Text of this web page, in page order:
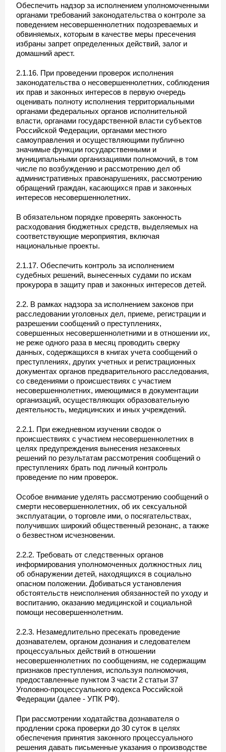
Обеспечить надзор за исполнением уполномоченными
органами требований законодательства о контроле за
поведением несовершеннолетних подозреваемых и
обвиняемых, которым в качестве меры пресечения
избраны запрет определенных действий, залог и
домашний арест.
2.1.16. При проведении проверок исполнения
законодательства о несовершеннолетних, соблюдения
их прав и законных интересов в первую очередь
оценивать полноту исполнения территориальными
органами федеральных органов исполнительной
власти, органами государственной власти субъектов
Российской Федерации, органами местного
самоуправления и осуществляющими публично
значимые функции государственными и
муниципальными организациями полномочий, в том
числе по возбуждению и рассмотрению дел об
административных правонарушениях, рассмотрению
обращений граждан, касающихся прав и законных
интересов несовершеннолетних.
В обязательном порядке проверять законность
расходования бюджетных средств, выделяемых на
соответствующие мероприятия, включая
национальные проекты.
2.1.17. Обеспечить контроль за исполнением
судебных решений, вынесенных судами по искам
прокурора в защиту прав и законных интересов детей.
2.2. В рамках надзора за исполнением законов при
расследовании уголовных дел, приеме, регистрации и
разрешении сообщений о преступлениях,
совершенных несовершеннолетними и в отношении их,
не реже одного раза в месяц проводить сверку
данных, содержащихся в книгах учета сообщений о
преступлениях, других учетных и регистрационных
документах органов предварительного расследования,
со сведениями о происшествиях с участием
несовершеннолетних, имеющимися в документации
организаций, осуществляющих образовательную
деятельность, медицинских и иных учреждений.
2.2.1. При ежедневном изучении сводок о
происшествиях с участием несовершеннолетних в
целях предупреждения вынесения незаконных
решений по результатам рассмотрения сообщений о
преступлениях брать под личный контроль
проведение по ним проверок.
Особое внимание уделять рассмотрению сообщений о
смерти несовершеннолетних, об их сексуальной
эксплуатации, о торговле ими, о посягательствах,
получивших широкий общественный резонанс, а также
о безвестном исчезновении.
2.2.2. Требовать от следственных органов
информирования уполномоченных должностных лиц
об обнаружении детей, находящихся в социально
опасном положении. Добиваться установления
обстоятельств неисполнения обязанностей по уходу и
воспитанию, оказанию медицинской и социальной
помощи несовершеннолетним.
2.2.3. Незамедлительно пресекать проведение
дознавателем, органом дознания и следователем
процессуальных действий в отношении
несовершеннолетних по сообщениям, не содержащим
признаков преступления, используя полномочия,
предоставленные пунктом 3 части 2 статьи 37
Уголовно-процессуального кодекса Российской
Федерации (далее - УПК РФ).
При рассмотрении ходатайства дознавателя о
продлении срока проверки до 30 суток в целях
обеспечения принятия законного процессуального
решения давать письменные указания о производстве